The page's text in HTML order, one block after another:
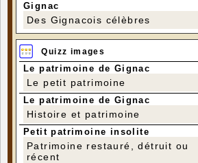
Gignac
Des Gignacois célèbres
Quizz images
Le patrimoine de Gignac
Le petit patrimoine
Le patrimoine de Gignac
Histoire et patrimoine
Petit patrimoine insolite
Patrimoine restauré, détruit ou
récent